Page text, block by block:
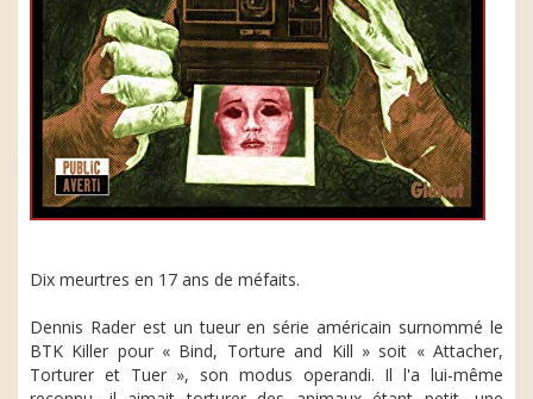
Dix meurtres en 17 ans de méfaits.
Dennis Rader est un tueur en série américain surnommé le
BTK Killer pour « Bind, Torture and Kill » soit « Attacher,
Torturer et Tuer », son modus operandi. Il l'a lui-même